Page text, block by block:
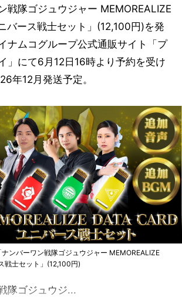
戦隊ゴジュウジャー MEMOREALIZE
バース戦士セット」(12,100円)を発
ナムコグループ公式通販サイト「プ
」にて6月12日16時より予約を受け
年12月発送予定。
ンバーワン戦隊ゴジュウジャー MEMOREALIZE
戦士セット」(12,100円)
隊ゴジュウジ...